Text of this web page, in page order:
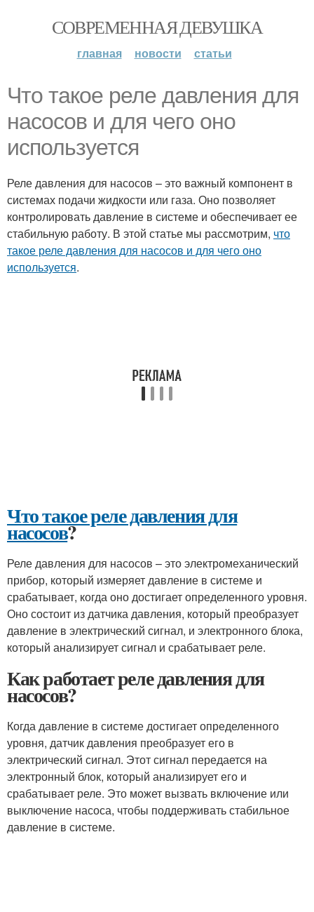
СОВРЕМЕННАЯ ДЕВУШКА
главная новости статьи
Что такое реле давления для
насосов и для чего оно
используется
Реле давления для насосов – это важный компонент в
системах подачи жидкости или газа. Оно позволяет
контролировать давление в системе и обеспечивает ее
стабильную работу. В этой статье мы рассмотрим, что
такое реле давления для насосов и для чего оно
используется.
Что такое реле давления для
насосов?
Реле давления для насосов – это электромеханический
прибор, который измеряет давление в системе и
срабатывает, когда оно достигает определенного уровня.
Оно состоит из датчика давления, который преобразует
давление в электрический сигнал, и электронного блока,
который анализирует сигнал и срабатывает реле.
Как работает реле давления для
насосов?
Когда давление в системе достигает определенного
уровня, датчик давления преобразует его в
электрический сигнал. Этот сигнал передается на
электронный блок, который анализирует его и
срабатывает реле. Это может вызвать включение или
выключение насоса, чтобы поддерживать стабильное
давление в системе.